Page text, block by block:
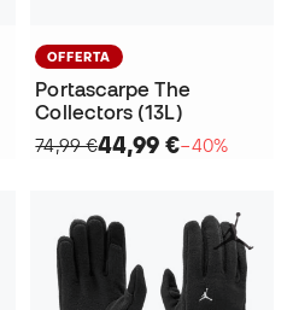
OFFERTA
Portascarpe The
Collectors (13L)
74,99 €44,99 €−40%